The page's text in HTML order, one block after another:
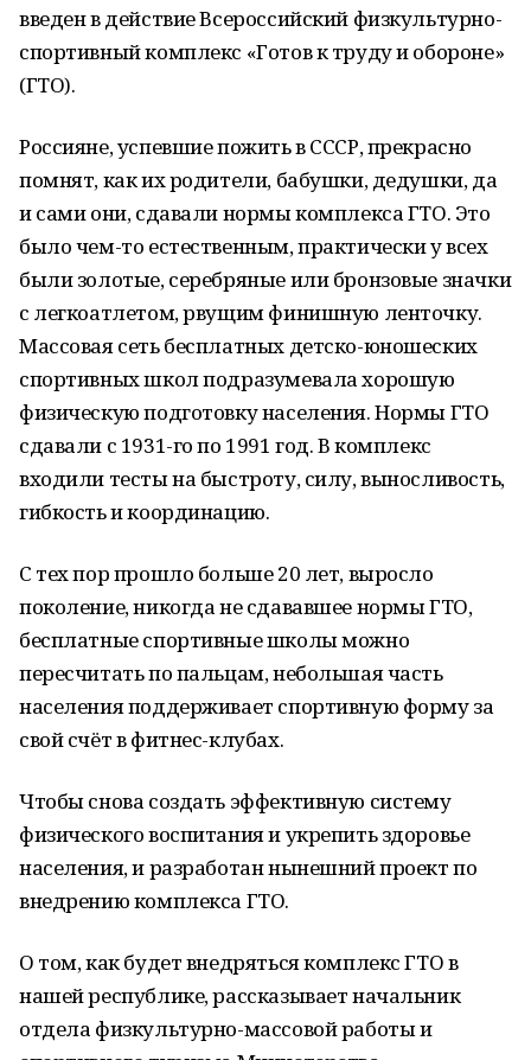
введен в действие Всероссийский физкультурно-
спортивный комплекс «Готов к труду и обороне»
(ГТО).
Россияне, успевшие пожить в СССР, прекрасно
помнят, как их родители, бабушки, дедушки, да
и сами они, сдавали нормы комплекса ГТО. Это
было чем-то естественным, практически у всех
были золотые, серебряные или бронзовые значки
с легкоатлетом, рвущим финишную ленточку.
Массовая сеть бесплатных детско-юношеских
спортивных школ подразумевала хорошую
физическую подготовку населения. Нормы ГТО
сдавали с 1931-го по 1991 год. В комплекс
входили тесты на быстроту, силу, выносливость,
гибкость и координацию.
С тех пор прошло больше 20 лет, выросло
поколение, никогда не сдававшее нормы ГТО,
бесплатные спортивные школы можно
пересчитать по пальцам, небольшая часть
населения поддерживает спортивную форму за
свой счёт в фитнес-клубах.
Чтобы снова создать эффективную систему
физического воспитания и укрепить здоровье
населения, и разработан нынешний проект по
внедрению комплекса ГТО.
О том, как будет внедряться комплекс ГТО в
нашей республике, рассказывает начальник
отдела физкультурно-массовой работы и